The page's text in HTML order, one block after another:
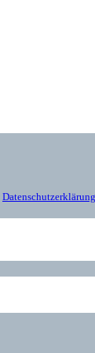
Datenschutzerklärung